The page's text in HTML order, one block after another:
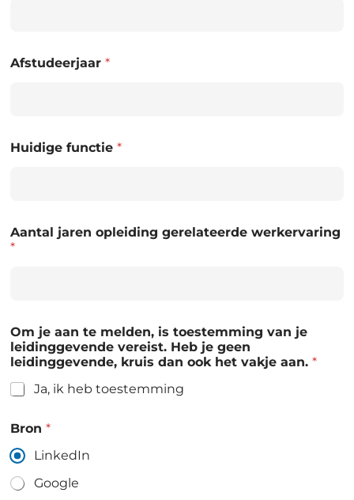
Afstudeerjaar *
Huidige functie *
Aantal jaren opleiding gerelateerde werkervaring
*
Om je aan te melden, is toestemming van je
leidinggevende vereist. Heb je geen
leidinggevende, kruis dan ook het vakje aan. *
Ja, ik heb toestemming
Bron *
LinkedIn
Google